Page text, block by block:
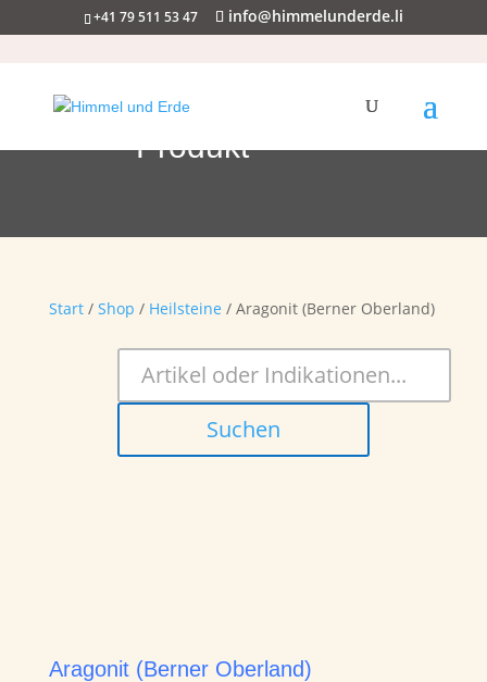
+41 79 511 53 47 info@himmelunderde.li
Produkt
Start/ Shop / Heilsteine / Aragonit (Berner Oberland)
Suchen
Aragonit (Berner Oberland)